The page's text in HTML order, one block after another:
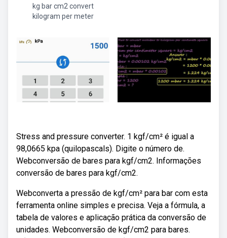
kg bar cm2 convert
kilogram per meter
Stress and pressure converter. 1 kgf/cm² é igual a
98,0665 kpa (quilopascals). Digite o número de.
Webconversão de bares para kgf/cm2. Informações
conversão de bares para kgf/cm2.
Webconverta a pressão de kgf/cm² para bar com esta
ferramenta online simples e precisa. Veja a fórmula, a
tabela de valores e aplicação prática da conversão de
unidades. Webconversão de kgf/cm2 para bares.